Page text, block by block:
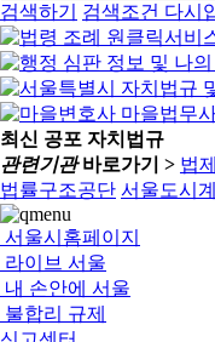
검색하기 검색조건 다시
최신 공포 자치법규
관련기관바로가기 > 법
법률구조공단 서울도시
서울시홈페이지
라이브 서울
내 손안에 서울
불합리 규제